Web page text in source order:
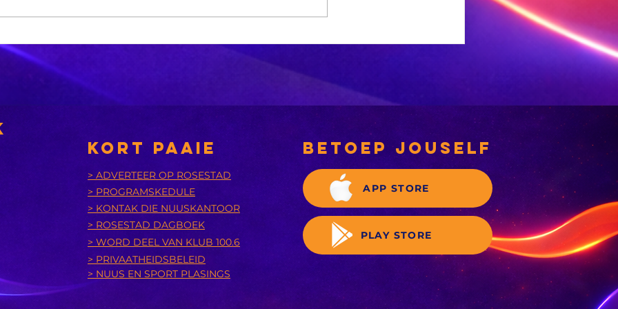
MK-party:
moet besoek
word'
geleentheid vir
aanlyn
kieserregistrasie
betoep jouself
APP STORE
PLAY STORE
KORT PAAIE
> ADVERTEER OP ROSESTAD
> PROGRAMSKEDULE
> KONTAK DIE NUUSKANTOOR
> ROSESTAD DAGBOEK
> WORD DEEL VAN KLUB 100.6
> PRIVAATHEIDSBELEID
> NUUS EN SPORT PLASINGS